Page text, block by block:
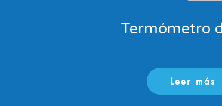
Termómetro
Leer más